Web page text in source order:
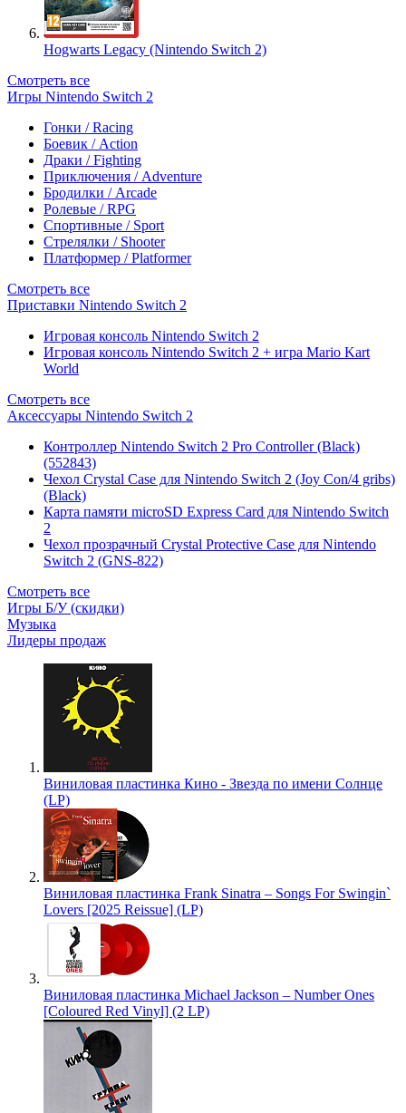
Hogwarts Legacy (Nintendo Switch 2)
Смотреть все
Игры Nintendo Switch 2
Гонки / Racing
Боевик / Action
Драки / Fighting
Приключения / Adventure
Бродилки / Arcade
Ролевые / RPG
Спортивные / Sport
Стрелялки / Shooter
Платформер / Platformer
Смотреть все
Приставки Nintendo Switch 2
Игровая консоль Nintendo Switch 2
Игровая консоль Nintendo Switch 2 + игра Mario Kart
World
Смотреть все
Аксессуары Nintendo Switch 2
Контроллер Nintendo Switch 2 Pro Controller (Black)
(552843)
Чехол Сrystal Сase для Nintendo Switch 2 (Joy Con/4 gribs)
(Black)
Карта памяти microSD Express Card для Nintendo Switch
2
Чехол прозрачный Crystal Protective Case для Nintendo
Switch 2 (GNS-822)
Смотреть все
Игры Б/У (скидки)
Музыка
Лидеры продаж
Виниловая пластинка Кино - Звезда по имени Солнце
(LP)
Виниловая пластинка Frank Sinatra – Songs For Swingin`
Lovers [2025 Reissue] (LP)
Виниловая пластинка Michael Jackson – Number Ones
[Coloured Red Vinyl] (2 LP)